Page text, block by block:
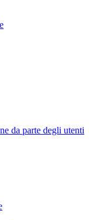
da parte degli utenti